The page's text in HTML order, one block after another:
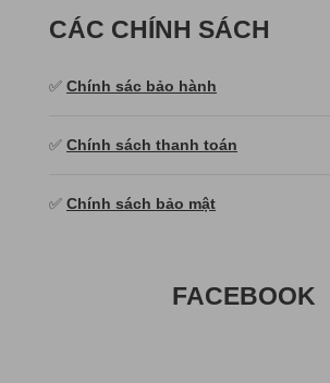
CÁC CHÍNH SÁCH
✅ Chính sác bảo hành
✅ Chính sách thanh toán
✅ Chính sách bảo mật
FACEBOOK